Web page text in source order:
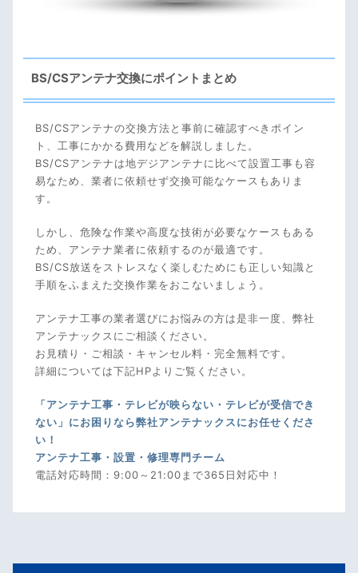
BS/CSアンテナ交換にポイントまとめ
BS/CSアンテナの交換方法と事前に確認すべきポイン
ト、工事にかかる費用などを解説しました。
BS/CSアンテナは地デジアンテナに比べて設置工事も容
易なため、業者に依頼せず交換可能なケースもありま
す。
しかし、危険な作業や高度な技術が必要なケースもある
ため、アンテナ業者に依頼するのが最適です。
BS/CS放送をストレスなく楽しむためにも正しい知識と
手順をふまえた交換作業をおこないましょう。
アンテナ工事の業者選びにお悩みの方は是非一度、弊社
アンテナックスにご相談ください。
お見積り・ご相談・キャンセル料・完全無料です。
詳細については下記HPよりご覧ください。
「アンテナ工事・テレビが映らない・テレビが受信でき
ない」にお困りなら弊社アンテナックスにお任せくださ
い！
アンテナ工事・設置・修理専門チーム
電話対応時間：9:00～21:00まで365日対応中！